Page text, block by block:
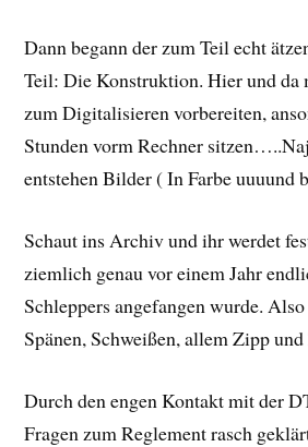
Dann begann der zum Teil echt
Teil: Die Konstruktion. Hier und da
zum Digitalisieren vorbereiten,
Stunden vorm Rechner
entstehen Bilder ( In Farbe uuuund
Schaut ins Archiv und ihr werdet
ziemlich genau vor einem Jahr
Schleppers angefangen wurde.
Spänen, Schweißen, allem Zipp
Durch den engen Kontakt mit der
Fragen zum Reglement rasch